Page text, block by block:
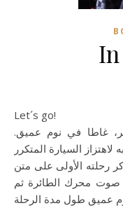
Let´s go!
غاطا في نوم عميق.
رحلته الأولى على متن
محرك الطائرة ثم